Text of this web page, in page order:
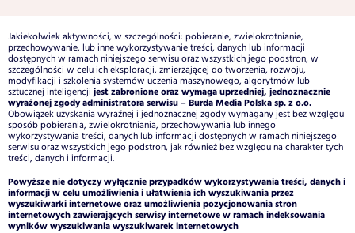
Jakiekolwiek aktywności, w szczególności: pobieranie, zwielokrotnianie,
przechowywanie, lub inne wykorzystywanie treści, danych lub informacji
dostępnych w ramach niniejszego serwisu oraz wszystkich jego podstron, w
szczególności w celu ich eksploracji, zmierzającej do tworzenia, rozwoju,
modyfikacji i szkolenia systemów uczenia maszynowego, algorytmów lub
sztucznej inteligencji jest zabronione oraz wymaga uprzedniej, jednoznacznie
wyrażonej zgody administratora serwisu – Burda Media Polska sp. z o.o.
Obowiązek uzyskania wyraźnej i jednoznacznej zgody wymagany jest bez względu
sposób pobierania, zwielokrotniania, przechowywania lub innego
wykorzystywania treści, danych lub informacji dostępnych w ramach niniejszego
serwisu oraz wszystkich jego podstron, jak również bez względu na charakter tych
treści, danych i informacji.
Powyższe nie dotyczy wyłącznie przypadków wykorzystywania treści, danych i
informacji w celu umożliwienia i ułatwienia ich wyszukiwania przez
wyszukiwarki internetowe oraz umożliwienia pozycjonowania stron
internetowych zawierających serwisy internetowe w ramach indeksowania
wyników wyszukiwania wyszukiwarek internetowych